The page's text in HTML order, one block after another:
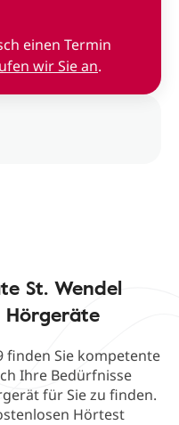
einen Termin
wir Sie an.
St. Wendel
finden Sie kompetente
Ihre Bedürfnisse
für Sie zu finden.
Hörtest